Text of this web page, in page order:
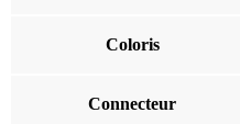
Coloris
Connecteur